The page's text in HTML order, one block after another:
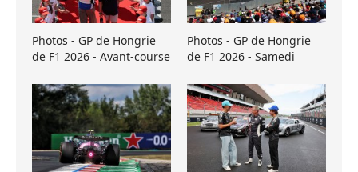
Photos - GP de Hongrie
de F1 2026 - Avant-course
Photos - GP de Hongrie
de F1 2026 - Samedi